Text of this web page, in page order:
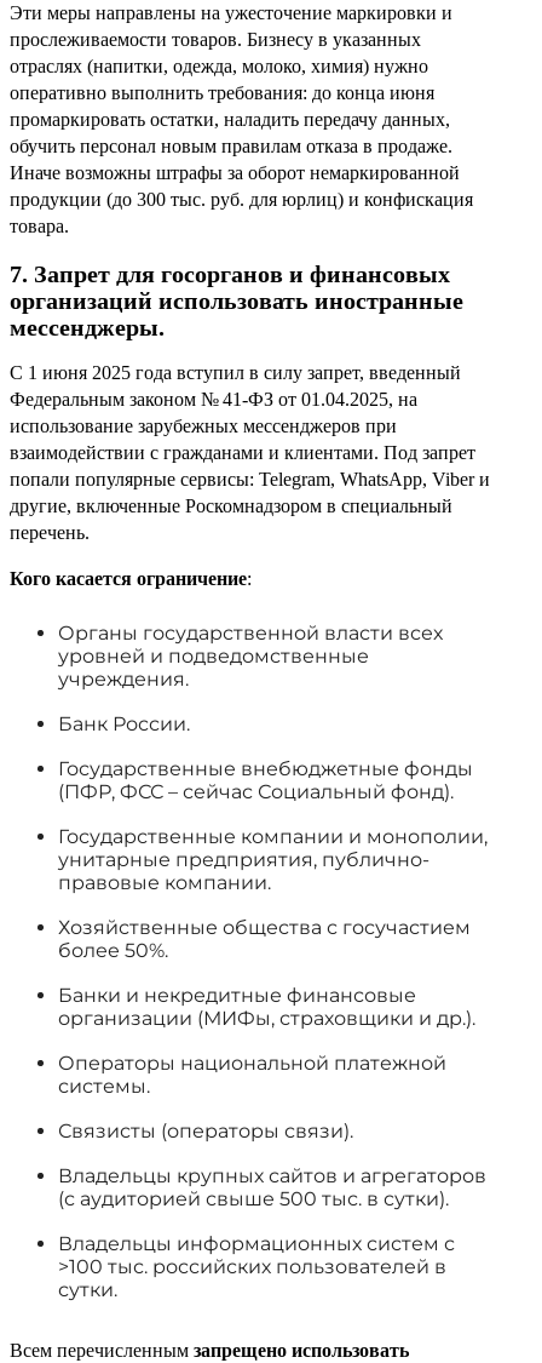
Эти меры направлены на ужесточение маркировки и
прослеживаемости товаров. Бизнесу в указанных
отраслях (напитки, одежда, молоко, химия) нужно
оперативно выполнить требования: до конца июня
промаркировать остатки, наладить передачу данных,
обучить персонал новым правилам отказа в продаже.
Иначе возможны штрафы за оборот немаркированной
продукции (до 300 тыс. руб. для юрлиц) и конфискация
товара.
7. Запрет для госорганов и финансовых
организаций использовать иностранные
мессенджеры.
С 1 июня 2025 года вступил в силу запрет, введенный
Федеральным законом № 41-ФЗ от 01.04.2025, на
использование зарубежных мессенджеров при
взаимодействии с гражданами и клиентами. Под запрет
попали популярные сервисы: Telegram, WhatsApp, Viber и
другие, включенные Роскомнадзором в специальный
перечень.
Кого касается ограничение:
Органы государственной власти всех
уровней и подведомственные
учреждения.
Банк России.
Государственные внебюджетные фонды
(ПФР, ФСС – сейчас Социальный фонд).
Государственные компании и монополии,
унитарные предприятия, публично-
правовые компании.
Хозяйственные общества с госучастием
более 50%.
Банки и некредитные финансовые
организации (МИФы, страховщики и др.).
Операторы национальной платежной
системы.
Связисты (операторы связи).
Владельцы крупных сайтов и агрегаторов
(с аудиторией свыше 500 тыс. в сутки).
Владельцы информационных систем с
>100 тыс. российских пользователей в
сутки.
Всем перечисленным запрещено использовать